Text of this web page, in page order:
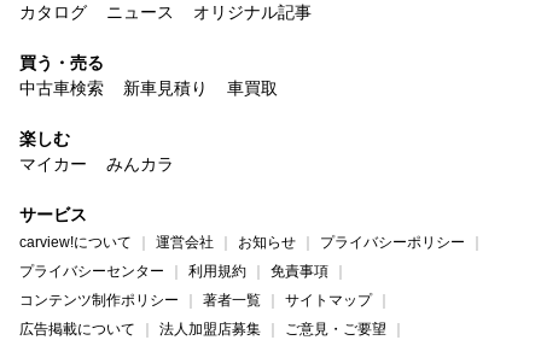
カタログ
ニュース オリジナル記事
買う・売る
中古車検索
新車見積り 車買取
楽しむ
マイカー
みんカラ
サービス
carview!について 運営会社 お知らせ
プライバシーポリシー
プライバシーセンター
利用規約
免責事項
コンテンツ制作ポリシー
著者一覧
サイトマップ
広告掲載について
法人加盟店募集 ご意見・ご要望